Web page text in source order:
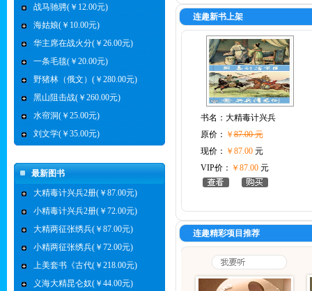
战马驰骋(￥12.00元)
海姑娘(￥10.00元)
华主席在战火分(￥26.00元)
一条毛毯(￥20.00元)
野猪林（俄文）(￥280.00元)
黑山阻击战(￥260.00元)
水帘洞(￥25.00元)
刘文学(￥35.00元)
最新图书
大精毒计兴兵2册(￥87.00元)
小精毒计兴兵2册(￥72.00元)
大精两征张绣兵(￥87.00元)
小精两征张绣兵(￥72.00元)
上美套书《古代(￥218.00元)
义海大精昆仑奴(￥44.00元)
连趣新书上架
书名： 大精毒计兴兵
原价： ￥87.00 元
现价： ￥87.00元
VIP价： ￥87.00元
连趣精彩项目推荐